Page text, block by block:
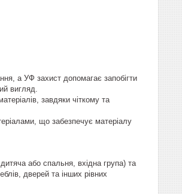
а УФ захист допомагає запобігти
вигляд.
завдяки чіткому та
що забезпечує матеріалу
або спальня, вхідна група) та
дверей та інших рівних